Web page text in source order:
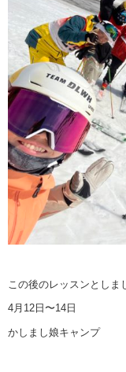
この後のレッスンとしま
4月12日〜14日
かしまし娘キャンプ